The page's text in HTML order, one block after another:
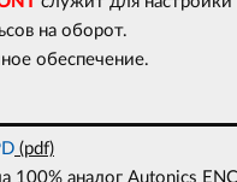
на оборот.
обеспечение.
(pdf)
100% аналог Autonics